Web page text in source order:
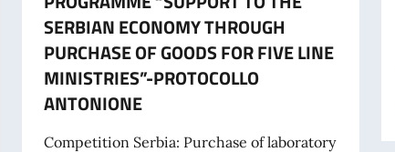
A PROGETTI PROMOSSI DA ENTI DEL SETTORE PRIVATO
SERBIAN ECONOMY THROUGH
PURCHASE OF GOODS FOR FIVE LINE
MINISTRIES”-PROTOCOLLO
ANTONIONE
Competition Serbia: Purchase of laboratory